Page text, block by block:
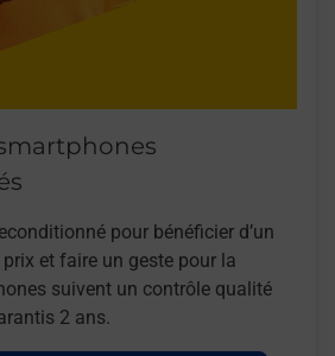
pour bénéficier d’un
et faire un geste pour la
suivent un contrôle qualité
2 ans.